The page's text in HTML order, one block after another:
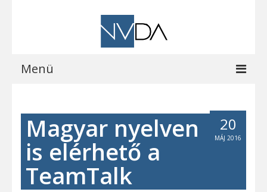
Menü
A programról
Letöltések
Vocalizer vásárlás
20
MÁJ 2016
Magyar nyelven
is elérhető a
TeamTalk